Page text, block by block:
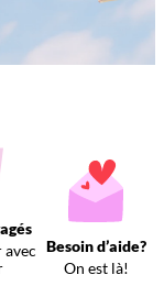
avec Besoin d’aide?
On est là!